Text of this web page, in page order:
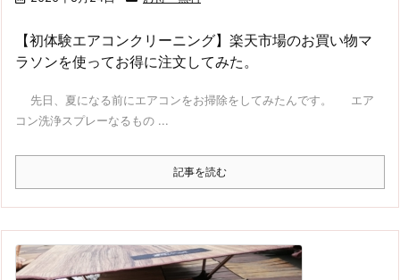
【初体験エアコンクリーニング】楽天市場のお買い物マ
ラソンを使ってお得に注文してみた。
先日、夏になる前にエアコンをお掃除をしてみたんです。 エア
コン洗浄スプレーなるもの ...
記事を読む